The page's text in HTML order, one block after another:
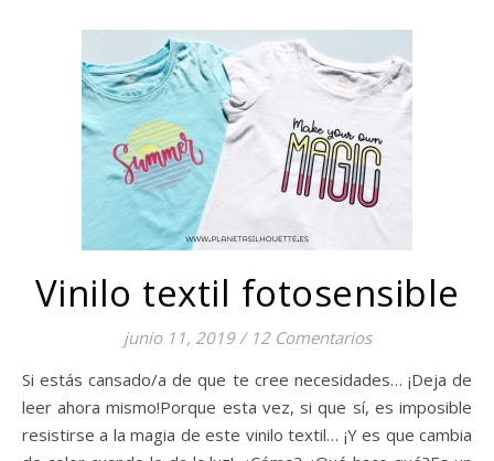
Vinilo textil fotosensible
junio 11, 2019 / 12 Comentarios
Si estás cansado/a de que te cree necesidades… ¡Deja de
leer ahora mismo!Porque esta vez, si que sí, es imposible
resistirse a la magia de este vinilo textil… ¡Y es que cambia